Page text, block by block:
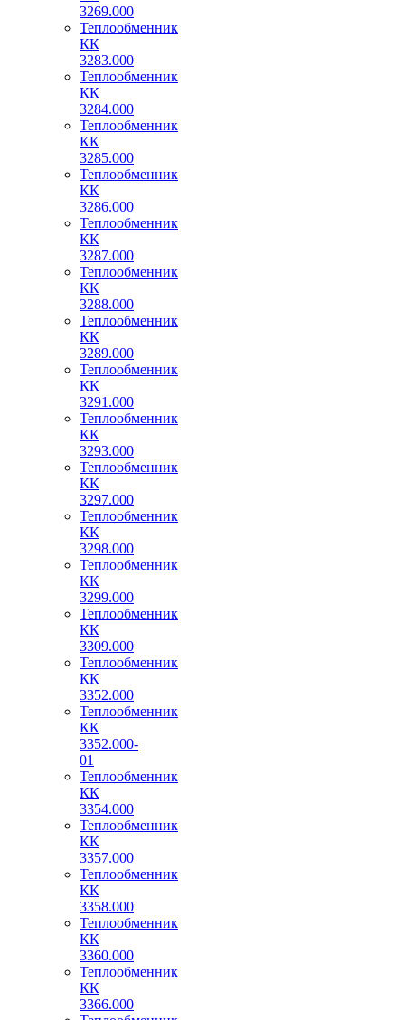
3269.000
Теплообменник
КК
3283.000
Теплообменник
КК
3284.000
Теплообменник
КК
3285.000
Теплообменник
КК
3286.000
Теплообменник
КК
3287.000
Теплообменник
КК
3288.000
Теплообменник
КК
3289.000
Теплообменник
КК
3291.000
Теплообменник
КК
3293.000
Теплообменник
КК
3297.000
Теплообменник
КК
3298.000
Теплообменник
КК
3299.000
Теплообменник
КК
3309.000
Теплообменник
КК
3352.000
Теплообменник
КК
3352.000-
01
Теплообменник
КК
3354.000
Теплообменник
КК
3357.000
Теплообменник
КК
3358.000
Теплообменник
КК
3360.000
Теплообменник
КК
3366.000